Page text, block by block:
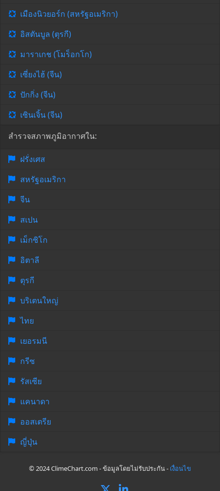
เมืองนิวยอร์ก (สหรัฐอเมริกา)
อิสตันบูล (ตุรกี)
มาราเกช (โมร็อกโก)
เซี่ยงไฮ้ (จีน)
ปักกิ่ง (จีน)
เซินเจิ้น (จีน)
สำรวจสภาพภูมิอากาศใน:
ฝรั่งเศส
สหรัฐอเมริกา
จีน
สเปน
เม็กซิโก
อิตาลี
ตุรกี
บริเตนใหญ่
ไทย
เยอรมนี
กรีซ
รัสเซีย
แคนาดา
ออสเตรีย
ญี่ปุ่น
© 2024 ClimeChart.com - ข้อมูลโดยไม่รับประกัน - เงื่อนไข